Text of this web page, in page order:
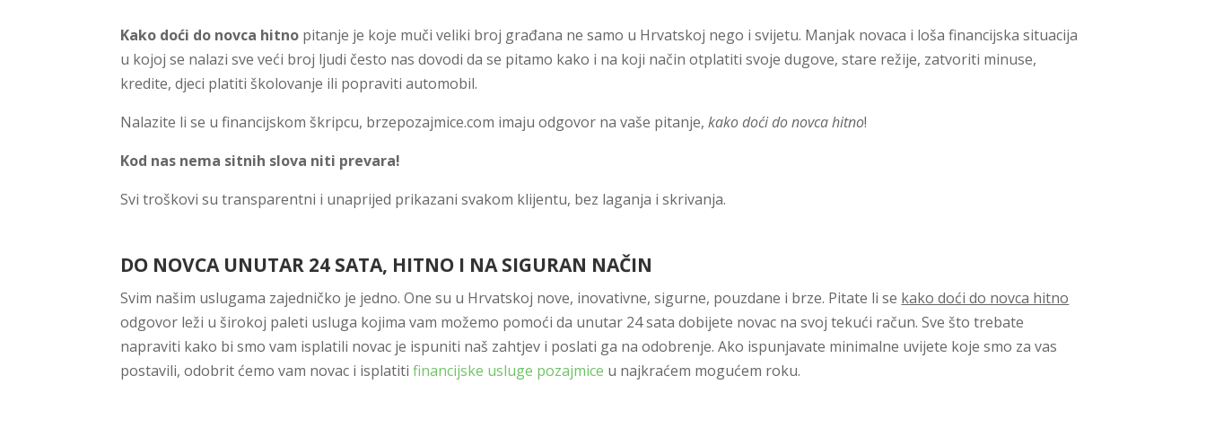
Kako doći do novca hitno pitanje je koje muči veliki broj građana ne samo u Hrvatskoj nego i svijetu. Manjak novaca i loša financijska situacija
u kojoj se nalazi sve veći broj ljudi često nas dovodi da se pitamo kako i na koji način otplatiti svoje dugove, stare režije, zatvoriti minuse,
kredite, djeci platiti školovanje ili popraviti automobil.
Nalazite li se u financijskom škripcu, brzepozajmice.com imaju odgovor na vaše pitanje,kako doći do novca hitno!
Kod nas nema sitnih slova niti prevara!
Svi troškovi su transparentni i unaprijed prikazani svakom klijentu, bez laganja i skrivanja.
DO NOVCA UNUTAR 24 SATA, HITNO I NA SIGURAN NAČIN
Svim našim uslugama zajedničko je jedno. One su u Hrvatskoj nove, inovativne, sigurne, pouzdane i brze. Pitate li se kako doći do novca hitno
odgovor leži u širokoj paleti usluga kojima vam možemo pomoći da unutar 24 sata dobijete novac na svoj tekući račun. Sve što trebate
napraviti kako bi smo vam isplatili novac je ispuniti naš zahtjev i poslati ga na odobrenje. Ako ispunjavate minimalne uvijete koje smo za vas
postavili, odobrit ćemo vam novac i isplatitifinancijske usluge pozajmice u najkraćem mogućem roku.